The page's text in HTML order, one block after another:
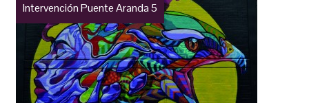
Intervención Puente Aranda 5